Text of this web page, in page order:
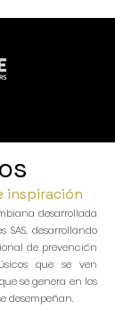
inspiración
desarrollada
SAS, desarrollando
de prevención
que se ven
se genera en los
desempeñan.